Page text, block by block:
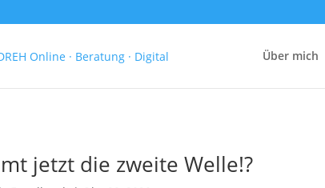
Über mich
jetzt die zweite Welle!?